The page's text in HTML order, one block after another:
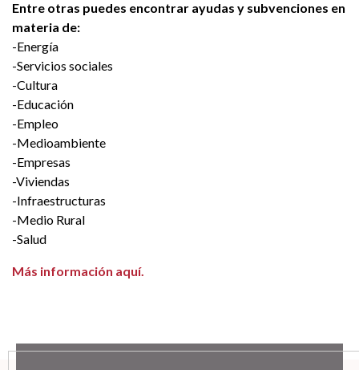
Entre otras puedes encontrar ayudas y subvenciones en
materia de:
-Energía
-Servicios sociales
-Cultura
-Educación
-Empleo
-Medioambiente
-Empresas
-Viviendas
-Infraestructuras
-Medio Rural
-Salud
Más información aquí.